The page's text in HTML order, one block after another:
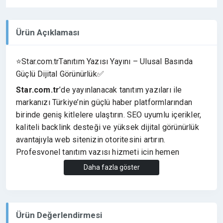
Ürün Açıklaması
⭐Star.com.trTanıtım Yazısı Yayını – Ulusal Basında
Güçlü Dijital Görünürlük✅
Star.com.tr’de yayınlanacak tanıtım yazıları ile
markanızı Türkiye’nin güçlü haber platformlarından
birinde geniş kitlelere ulaştırın. SEO uyumlu içerikler,
kaliteli backlink desteği ve yüksek dijital görünürlük
avantajıyla web sitenizin otoritesini artırın.
Profesyonel tanıtım yazısı hizmeti için hemen
iletişime geçin.
İstediğinizLink Türünü Seçebilirsiniz
Daha fazla göster
Ürün Değerlendirmesi